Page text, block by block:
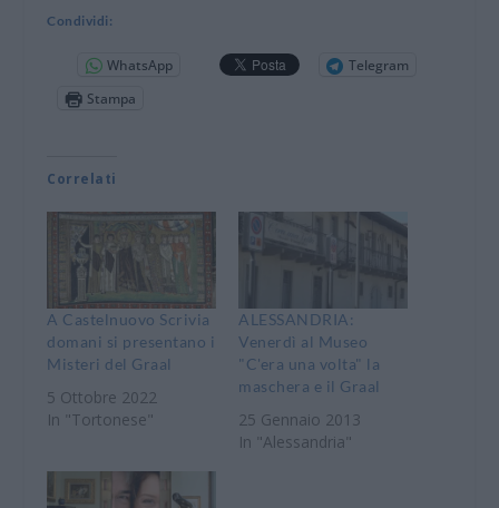
Condividi:
WhatsApp
Telegram
Stampa
Correlati
A Castelnuovo Scrivia
domani si presentano i
Misteri del Graal
5 Ottobre 2022
In "Tortonese"
ALESSANDRIA:
Venerdì al Museo
"C'era una volta" la
maschera e il Graal
25 Gennaio 2013
In "Alessandria"